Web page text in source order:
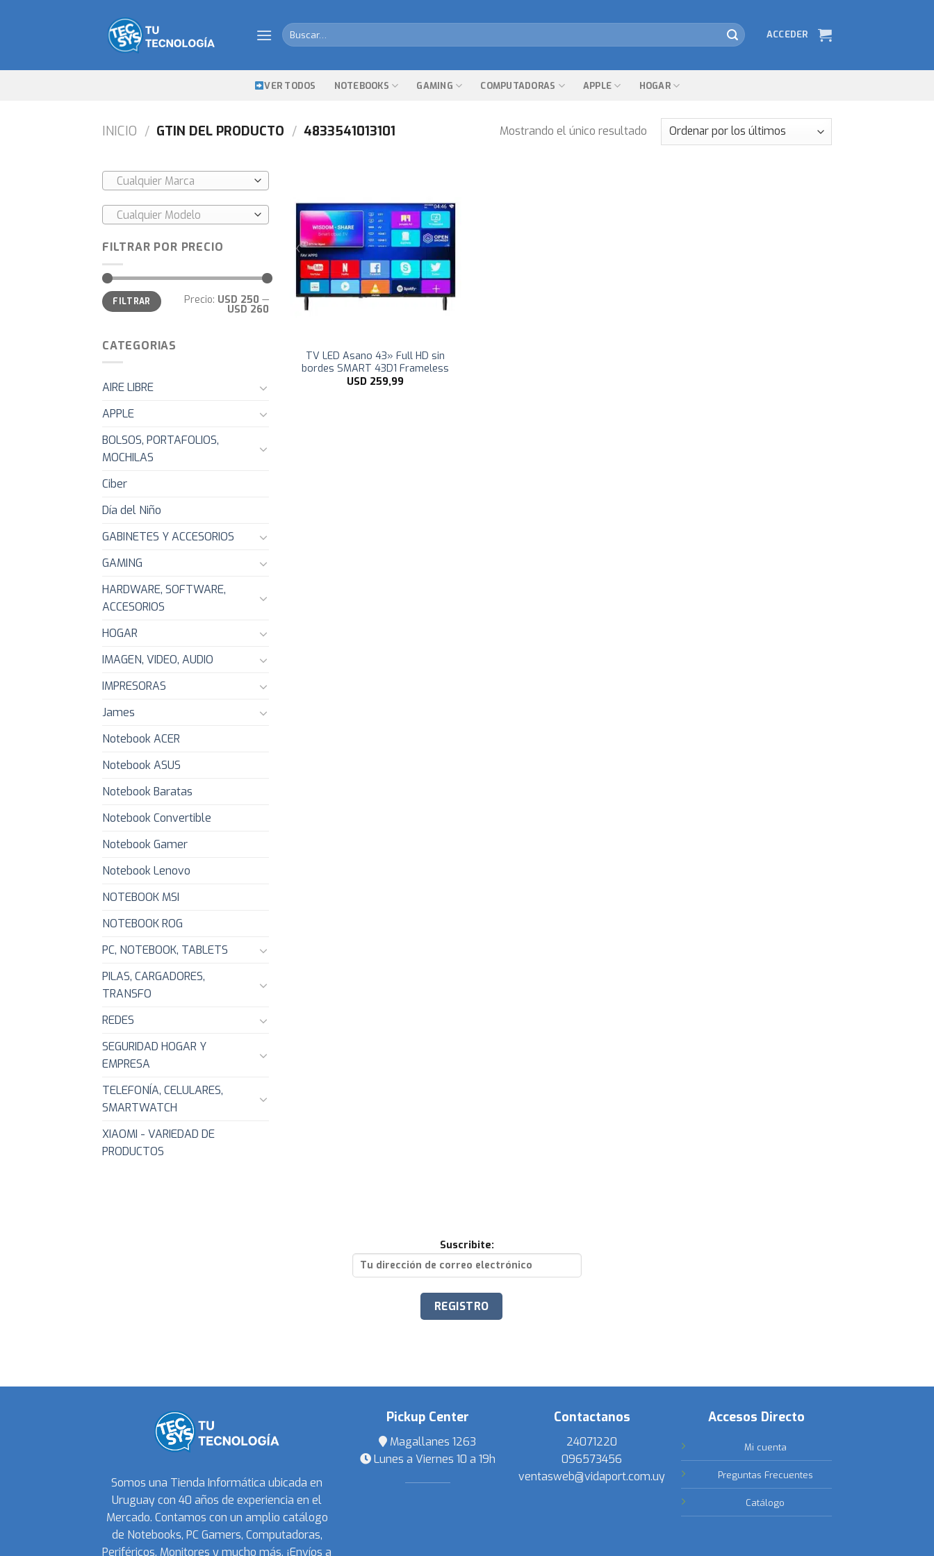
Buscar
por:
ACCEDER
VER TODOS NOTEBOOKS GAMING COMPUTADORAS APPLE HOGAR
INICIO / GTIN DEL PRODUCTO / 4833541013101 Mostrando el único resultado
Cualquier Marca
Cualquier Modelo
FILTRAR POR PRECIO
Precio
mínimo
Precio
máximo
FILTRAR Precio: USD 250 —
USD 260
CATEGORIAS
AIRE LIBRE
APPLE
BOLSOS, PORTAFOLIOS,
MOCHILAS
Ciber
Día del Niño
GABINETES Y ACCESORIOS
GAMING
HARDWARE, SOFTWARE,
ACCESORIOS
HOGAR
IMAGEN, VIDEO, AUDIO
IMPRESORAS
James
Notebook ACER
Notebook ASUS
Notebook Baratas
Notebook Convertible
Notebook Gamer
Notebook Lenovo
NOTEBOOK MSI
NOTEBOOK ROG
PC, NOTEBOOK, TABLETS
PILAS, CARGADORES,
TRANSFO
REDES
SEGURIDAD HOGAR Y
EMPRESA
TELEFONÍA, CELULARES,
SMARTWATCH
XIAOMI - VARIEDAD DE
PRODUCTOS
TV LED Asano 43» Full HD sin
bordes SMART 43D1 Frameless
USD 259,99
Suscribite:
Somos una Tienda Informática ubicada en
Uruguay con 40 años de experiencia en el
Mercado. Contamos con un amplio catálogo
de Notebooks, PC Gamers, Computadoras,
Periféricos, Monitores y mucho más. ¡Envíos a
Pickup Center
Magallanes 1263
Lunes a Viernes 10 a 19h
Contactanos
24071220
096573456
ventasweb@vidaport.com.uy
Accesos Directo
Mi cuenta
Preguntas Frecuentes
Catálogo